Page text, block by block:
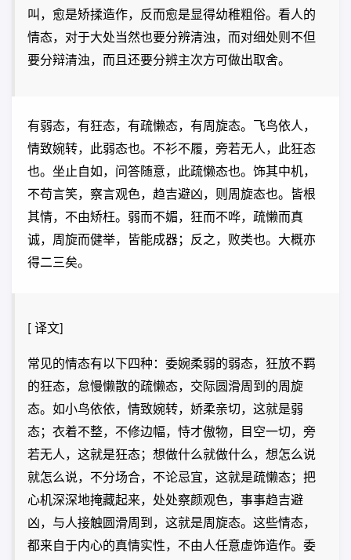
叫，愈是矫揉造作，反而愈是显得幼稚粗俗。看人的
情态，对于大处当然也要分辨清浊，而对细处则不但
要分辩清浊，而且还要分辨主次方可做出取舍。
有弱态，有狂态，有疏懒态，有周旋态。飞鸟依人，
情致婉转，此弱态也。不衫不履，旁若无人，此狂态
也。坐止自如，问答随意，此疏懒态也。饰其中机，
不苟言笑，察言观色，趋吉避凶，则周旋态也。皆根
其情，不由矫枉。弱而不媚，狂而不哗，疏懒而真
诚，周旋而健举，皆能成器；反之，败类也。大概亦
得二三矣。
[ 译文]
常见的情态有以下四种：委婉柔弱的弱态，狂放不羁
的狂态，怠慢懒散的疏懒态，交际圆滑周到的周旋
态。如小鸟依依，情致婉转，娇柔亲切，这就是弱
态；衣着不整，不修边幅，恃才傲物，目空一切，旁
若无人，这就是狂态；想做什么就做什么，想怎么说
就怎么说，不分场合，不论忌宜，这就是疏懒态；把
心机深深地掩藏起来，处处察颜观色，事事趋吉避
凶，与人接触圆滑周到，这就是周旋态。这些情态，
都来自于内心的真情实性，不由人任意虚饰造作。委